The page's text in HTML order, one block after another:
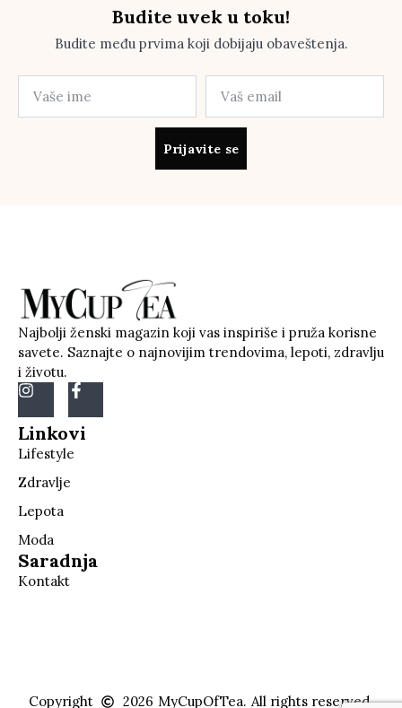
Budite uvek u toku!
Budite među prvima koji dobijaju obaveštenja.
Prijavite se
Najbolji ženski magazin koji vas inspiriše i pruža korisne
savete. Saznajte o najnovijim trendovima, lepoti, zdravlju
i životu.
Linkovi
Lifestyle
Zdravlje
Lepota
Moda
Saradnja
Kontakt
Copyright 2026 MyCupOfTea. All rights reserved.